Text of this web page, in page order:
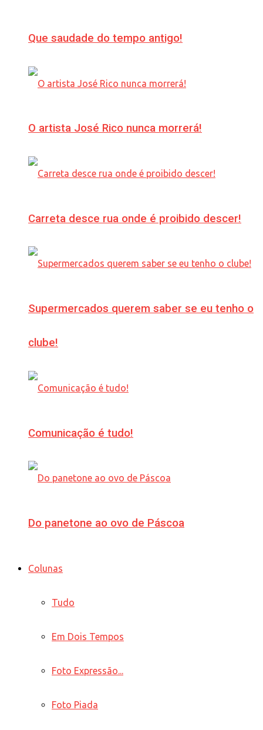
Que saudade do tempo antigo!
O artista José Rico nunca morrerá!
Carreta desce rua onde é proibido descer!
Supermercados querem saber se eu tenho o
clube!
Comunicação é tudo!
Do panetone ao ovo de Páscoa
Colunas
Tudo
Em Dois Tempos
Foto Expressão...
Foto Piada